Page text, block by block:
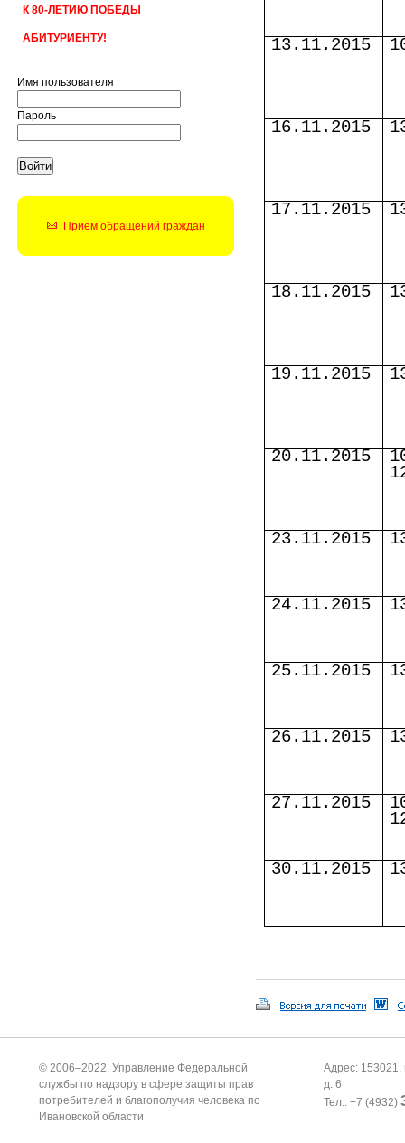
К 80-ЛЕТИЮ ПОБЕДЫ
АБИТУРИЕНТУ!
Имя пользователя
Пароль
Приём обращений граждан
13.11.2015
16.11.2015
17.11.2015
18.11.2015
19.11.2015
20.11.2015
23.11.2015
24.11.2015
25.11.2015
26.11.2015
27.11.2015
30.11.2015
© 2006–2022, Управление Федеральной
службы по надзору в сфере защиты прав
потребителей и благополучия человека по
Ивановской области
Адрес: 153021,
д. 6
Тел.: +7 (4932)